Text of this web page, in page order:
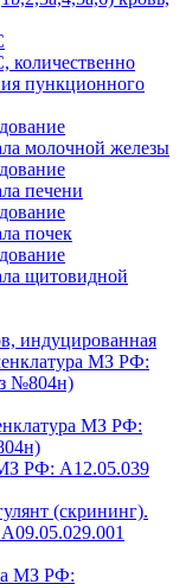
количественно
пункционного
молочной железы
печени
почек
щитовидной
индуцированная
МЗ РФ:
№804н)
МЗ РФ:
РФ: A12.05.039
(скрининг).
МЗ РФ: